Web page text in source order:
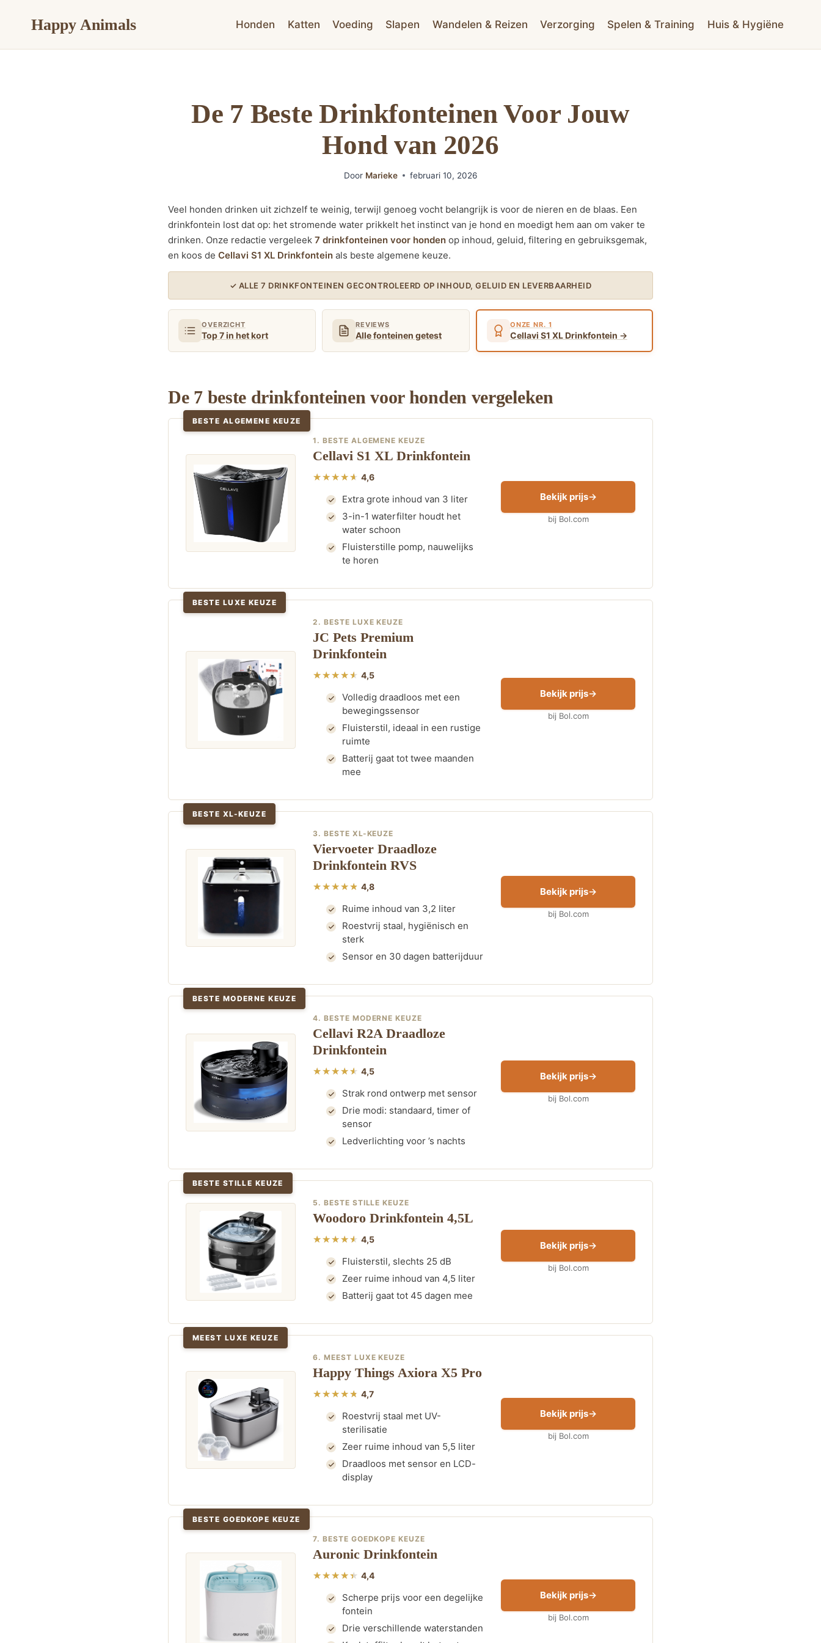
Happy Animals Honden Katten Voeding Slapen Wandelen & Reizen Verzorging Spelen & Training Huis & Hygiëne
De 7 Beste Drinkfonteinen Voor Jouw
Hond van 2026
Door Marieke februari 10, 2026
Veel honden drinken uit zichzelf te weinig, terwijl genoeg vocht belangrijk is voor de nieren en de blaas. Een
drinkfontein lost dat op: het stromende water prikkelt het instinct van je hond en moedigt hem aan om vaker te
drinken. Onze redactie vergeleek 7 drinkfonteinen voor honden op inhoud, geluid, filtering en gebruiksgemak,
en koos de Cellavi S1 XL Drinkfontein als beste algemene keuze.
✓ ALLE 7 DRINKFONTEINEN GECONTROLEERD OP INHOUD, GELUID EN LEVERBAARHEID
OVERZICHT
Top 7 in het kort
REVIEWS
Alle fonteinen getest
ONZE NR. 1
Cellavi S1 XL Drinkfontein
De 7 beste drinkfonteinen voor honden vergeleken
BESTE ALGEMENE KEUZE
1. BESTE ALGEMENE KEUZE
Cellavi S1 XL Drinkfontein
4,6
Extra grote inhoud van 3 liter
3-in-1 waterfilter houdt het
water schoon
Fluisterstille pomp, nauwelijks
te horen
Bekijk prijs
bij Bol.com
BESTE LUXE KEUZE
2. BESTE LUXE KEUZE
JC Pets Premium
Drinkfontein
4,5
Volledig draadloos met een
bewegingssensor
Fluisterstil, ideaal in een rustige
ruimte
Batterij gaat tot twee maanden
mee
Bekijk prijs
bij Bol.com
BESTE XL-KEUZE
3. BESTE XL-KEUZE
Viervoeter Draadloze
Drinkfontein RVS
4,8
Ruime inhoud van 3,2 liter
Roestvrij staal, hygiënisch en
sterk
Sensor en 30 dagen batterijduur
Bekijk prijs
bij Bol.com
BESTE MODERNE KEUZE
4. BESTE MODERNE KEUZE
Cellavi R2A Draadloze
Drinkfontein
4,5
Strak rond ontwerp met sensor
Drie modi: standaard, timer of
sensor
Ledverlichting voor ’s nachts
Bekijk prijs
bij Bol.com
BESTE STILLE KEUZE
5. BESTE STILLE KEUZE
Woodoro Drinkfontein 4,5L
4,5
Fluisterstil, slechts 25 dB
Zeer ruime inhoud van 4,5 liter
Batterij gaat tot 45 dagen mee
Bekijk prijs
bij Bol.com
MEEST LUXE KEUZE
6. MEEST LUXE KEUZE
Happy Things Axiora X5 Pro
4,7
Roestvrij staal met UV-
sterilisatie
Zeer ruime inhoud van 5,5 liter
Draadloos met sensor en LCD-
display
Bekijk prijs
bij Bol.com
BESTE GOEDKOPE KEUZE
7. BESTE GOEDKOPE KEUZE
Auronic Drinkfontein
4,4
Scherpe prijs voor een degelijke
fontein
Drie verschillende waterstanden
Bekijk prijs
bij Bol.com